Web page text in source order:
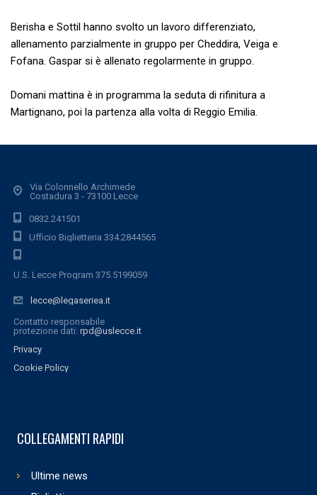
Berisha e Sottil hanno svolto un lavoro differenziato,
allenamento parzialmente in gruppo per Cheddira, Veiga e
Fofana. Gaspar si è allenato regolarmente in gruppo.
Domani mattina è in programma la seduta di rifinitura a
Martignano, poi la partenza alla volta di Reggio Emilia.
Via Colonnello Archimede
Costadura 3 - 73100 Lecce
0832.241501
Ufficio Biglietteria 334.2844565
U.S. Lecce Program 375.5199059
lecce@legaseriea.it
Contatto responsabile
protezione dati: rpd@uslecce.it
Privacy
Cookie Policy
COLLEGAMENTI RAPIDI
Ultime news